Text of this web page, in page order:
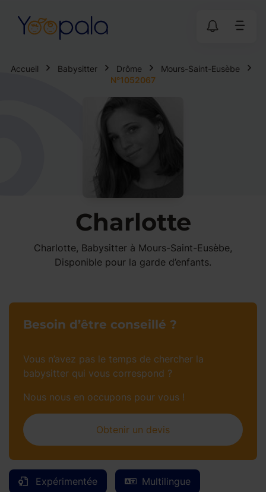
Accueil Babysitter Drôme
Mours-Saint-Eusèbe
N°1052067
Charlotte
Charlotte, Babysitter à Mours-Saint-Eusèbe,
Disponible pour la garde d’enfants.
Expérimentée Multilingue
Besoin d’être conseillé ?
Vous n’avez pas le temps de chercher la
babysitter qui vous correspond ?
Nous nous en occupons pour vous !
Obtenir un devis